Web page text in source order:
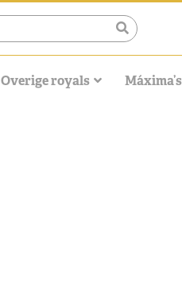
Overige royals